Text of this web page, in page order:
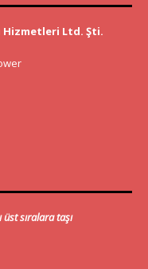
Hizmetleri Ltd. Şti.
üst sıralara taşı